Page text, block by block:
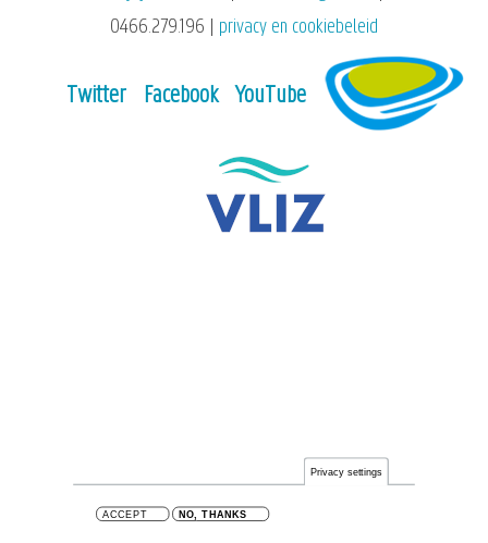
0466.279.196 | privacy en cookiebeleid
Twitter Facebook YouTube
Privacy settings
ACCEPT NO, THANKS